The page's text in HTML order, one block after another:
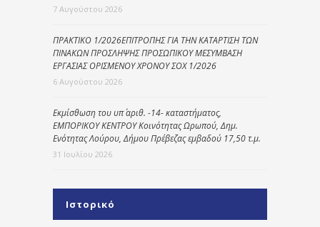
7 Αυγούστου 2026
ΠΡΑΚΤΙΚΟ 1/2026ΕΠΙΤΡΟΠΗΣ ΓΙΑ ΤΗΝ ΚΑΤΑΡΤΙΣΗ ΤΩΝ
ΠΙΝΑΚΩΝ ΠΡΟΣΛΗΨΗΣ ΠΡΟΣΩΠΙΚΟΥ ΜΕΣΥΜΒΑΣΗ
ΕΡΓΑΣΙΑΣ ΟΡΙΣΜΕΝΟΥ ΧΡΟΝΟΥ ΣΟΧ 1/2026
6 Αυγούστου 2026
Εκμίσθωση του υπ΄ αριθ. -14- καταστήματος,
ΕΜΠΟΡΙΚΟΥ ΚΕΝΤΡΟΥ Κοινότητας Ωρωπού, Δημ.
Ενότητας Λούρου, Δήμου Πρέβεζας εμβαδού 17,50 τ.μ.
31 Ιουλίου 2026
Ιστορικό